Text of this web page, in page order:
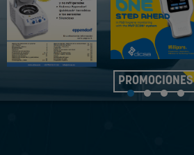
PROMOCIONES